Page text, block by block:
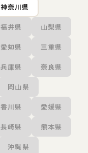
神奈川県
福井県 山梨県
愛知県 三重県
兵庫県 奈良県
岡山県
香川県 愛媛県
長崎県 熊本県
沖縄県